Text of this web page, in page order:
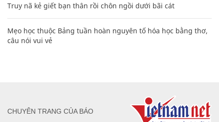
Truy nã kẻ giết bạn thân rồi chôn ngồi dưới bãi cát
Mẹo học thuộc Bảng tuần hoàn nguyên tố hóa học bằng thơ,
câu nói vui vẻ
CHUYÊN TRANG CỦA BÁO